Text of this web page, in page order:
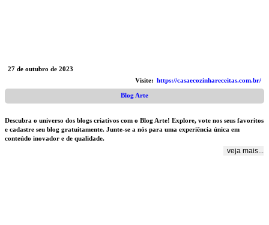
27 de outubro de 2023
Visite: https://casaecozinhareceitas.com.br/
Blog Arte
Descubra o universo dos blogs criativos com o Blog Arte! Explore, vote nos seus favoritos
e cadastre seu blog gratuitamente. Junte-se a nós para uma experiência única em
conteúdo inovador e de qualidade.
veja mais...